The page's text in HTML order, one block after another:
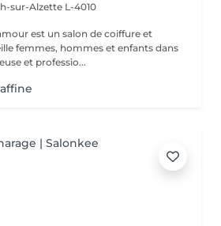
sur-Alzette L-4010
est un salon de coiffure et
femmes, hommes et enfants dans
et professio...